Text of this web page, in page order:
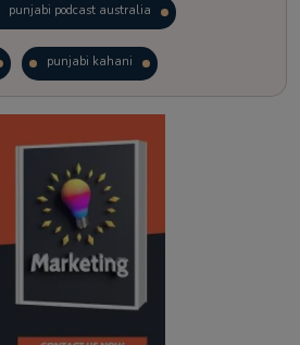
punjabi podcast australia
punjabi kahani
punjabi story